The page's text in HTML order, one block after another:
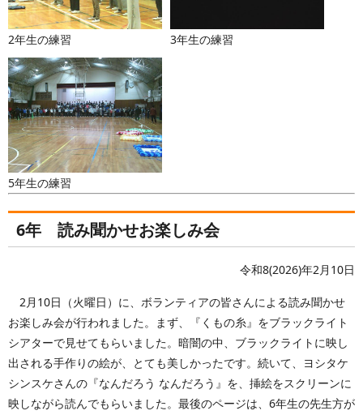
2年生の練習 3年生の練習
5年生の練習
6年 読み聞かせお楽しみ会
令和8(2026)年2月10日
2月10日（火曜日）に、ボランティアの皆さんによる読み聞かせ
お楽しみ会が行われました。まず、『くもの糸』をブラックライト
シアターで見せてもらいました。暗闇の中、ブラックライトに映し
出される手作りの絵が、とても美しかったです。続いて、ヨシタケ
シンスケさんの『なんだろう なんだろう』を、挿絵をスクリーンに
映しながら読んでもらいました。最後のページは、6年生の先生方が